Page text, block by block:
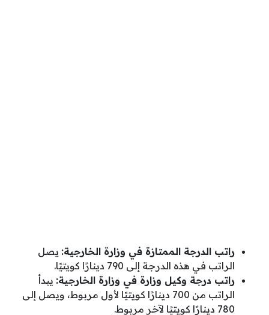
راتب الدرجة الممتازة في وزارة الخارجية: يصل
الراتب في هذه الدرجة إلى 790 دينارًا كويتيًا.
راتب درجة وكيل وزارة في وزارة الخارجية: يبدأ
الراتب من 700 دينارًا كويتيًا لأول مربوط، ويصل إلى
780 دينارًا كويتيًا لآخر مربوط.